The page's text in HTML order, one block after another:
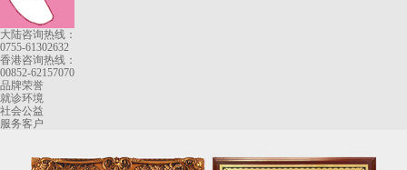
大陆咨询热线：
0755-61302632
香港咨询热线：
00852-62157070
品牌荣誉
就诊环境
社会公益
服务客户